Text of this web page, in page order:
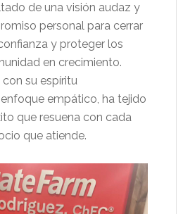
de una visión audaz y
personal para cerrar
y proteger los
en crecimiento.
su espíritu
empático, ha tejido
que resuena con cada
que atiende.